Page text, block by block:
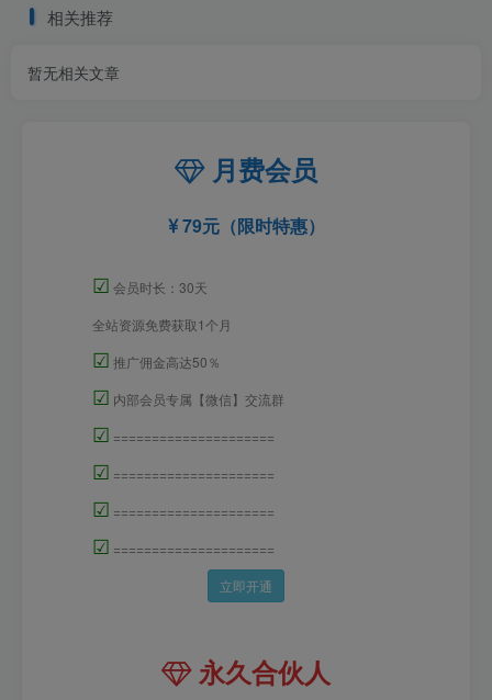
相关推荐
暂无相关文章
月费会员
79元（限时特惠）
☑ 会员时长：30天
全站资源免费获取1个月
☑ 推广佣金高达50％
☑ 内部会员专属【微信】交流群
☑ =====================
☑ =====================
☑ =====================
☑ =====================
立即开通
永久合伙人